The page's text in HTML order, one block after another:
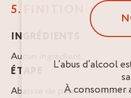
5. FINITION
INGRÉDIENTS
Aucun ingrédient.
ÉTAPE
Abaisse de pâte d’amande
L’abus d’alcool
À consommer